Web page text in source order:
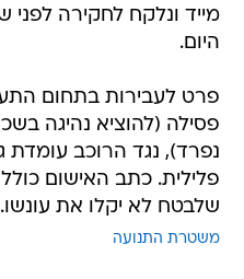
מייד ונלקח לחקירה לפני
היום.
פרט לעבירות בתחום
פסילה (להוציא נהיגה
נפרד), נגד הרוכב
פלילית. כתב האישום
שלבטח לא יקלו את עונשו.
משטרת התנועה